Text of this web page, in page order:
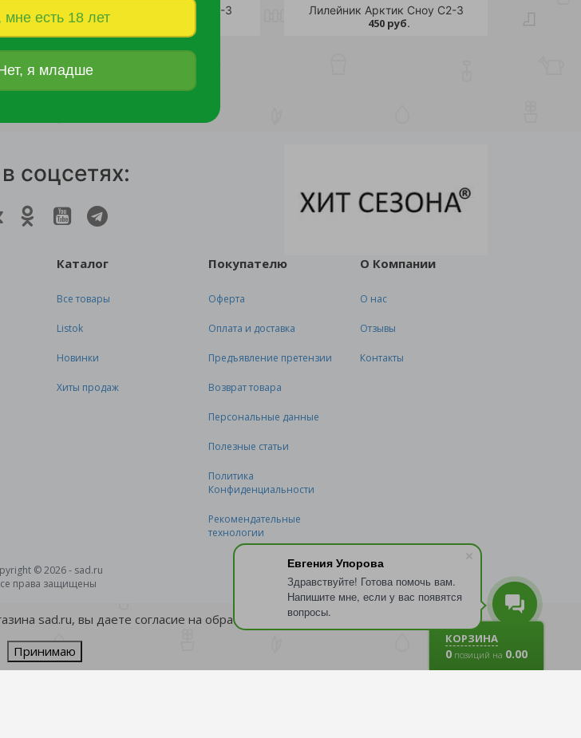
Евгения Упорова
Здравствуйте! Готова помочь вам.
Напишите мне, если у вас появятся
вопросы.
мне есть 18 лет
я младше
Лилейник Найт Бикон С2-3 Лилейник Арктик Сноу С2-3
450 руб.
КОРЗИНА
0 позиций на 0.00
соцсетях:
Каталог
Все товары
Listok
Новинки
Хиты продаж
Покупателю
Оферта
Оплата и доставка
Предъявление претензии
Возврат товара
Персональные данные
Полезные статьи
Политика
Конфиденциальности
Рекомендательные
технологии
О Компании
О нас
Отзывы
Контакты
© 2026 - sad.ru
права защищены
sad.ru, вы даете согласие на обработку файловcookie
Принимаю